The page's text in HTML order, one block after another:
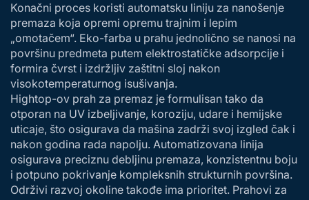
Konačni proces koristi automatsku liniju za nanošenje
premaza koja opremi opremu trajnim i lepim
„omotačem“. Eko-farba u prahu jednolično se nanosi na
površinu predmeta putem elektrostatičke adsorpcije i
formira čvrst i izdržljiv zaštitni sloj nakon
visokotemperaturnog isušivanja.
Hightop-ov prah za premaz je formulisan tako da
otporan na UV izbeljivanje, koroziju, udare i hemijske
uticaje, što osigurava da mašina zadrži svoj izgled čak i
nakon godina rada napolju. Automatizovana linija
osigurava preciznu debljinu premaza, konzistentnu boju
i potpuno pokrivanje kompleksnih strukturnih površina.
Održivi razvoj okoline takođe ima prioritet. Prahovi za